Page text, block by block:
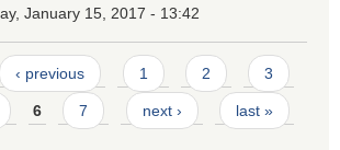
January 15, 2017 - 13:42
‹ previous 1 2 3
6 7 next › last »